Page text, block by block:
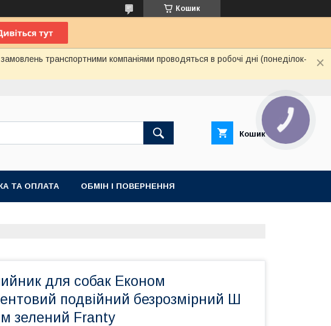
Кошик
транспортними компаніями проводяться в робочі дні (понеділок-
Кошик
ТА ОПЛАТА ОБМІН І ПОВЕРНЕННЯ
для собак Економ
подвійний безрозмірний Ш
зелений Franty
КНОПКА
ЗВ'ЯЗКУ